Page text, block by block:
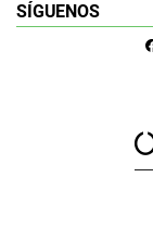
SÍGUENOS